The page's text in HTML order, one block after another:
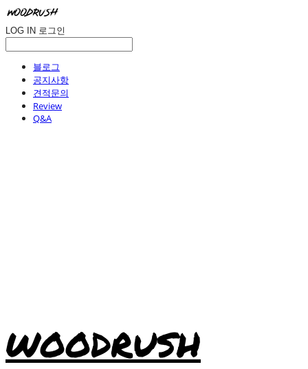
LOG IN 로그인
블로그
공지사항
견적문의
Review
Q&A
WOODRUSH